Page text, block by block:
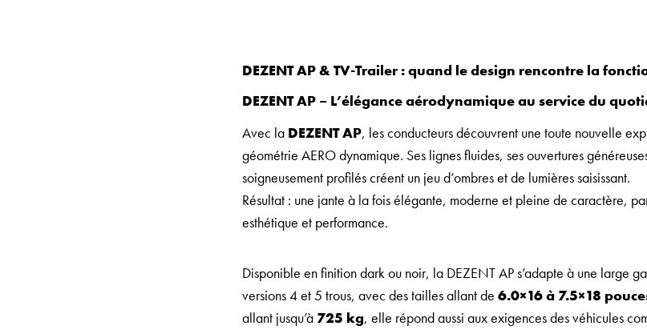
DEZENT AP & TV-Trailer : quand le design rencontre la
DEZENT AP – L’élégance aérodynamique au service du
Avec la DEZENT AP, les conducteurs découvrent une toute nouvelle
géométrie AERO dynamique. Ses lignes fluides, ses ouvertures
soigneusement profilés créent un jeu d’ombres et de lumières saisissant.
Résultat : une jante à la fois élégante, moderne et pleine de caractère,
esthétique et performance.
Disponible en finition dark ou noir, la DEZENT AP s’adapte à une large
versions 4 et 5 trous, avec des tailles allant de 6.0×16 à 7.5×18
allant jusqu’à 725 kg, elle répond aussi aux exigences des véhicules